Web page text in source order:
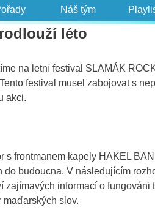
Náš tým
léto
na letní festival SLAMÁK
festival musel zabojovat s
akci.
s frontmanem kapely HAKEL
do budoucna. V následujícím
informací o fungováni
slov.